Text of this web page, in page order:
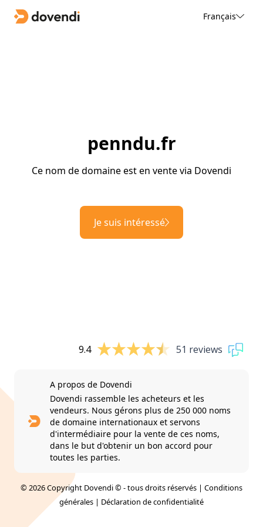
Français
penndu.fr
Ce nom de domaine est en vente via Dovendi
Je suis intéressé
9.4 51 reviews
A propos de Dovendi
Dovendi rassemble les acheteurs et les
vendeurs. Nous gérons plus de 250 000 noms
de domaine internationaux et servons
d'intermédiaire pour la vente de ces noms,
dans le but d'obtenir un bon accord pour
toutes les parties.
© 2026 Copyright Dovendi © - tous droits réservés | Conditions
générales | Déclaration de confidentialité